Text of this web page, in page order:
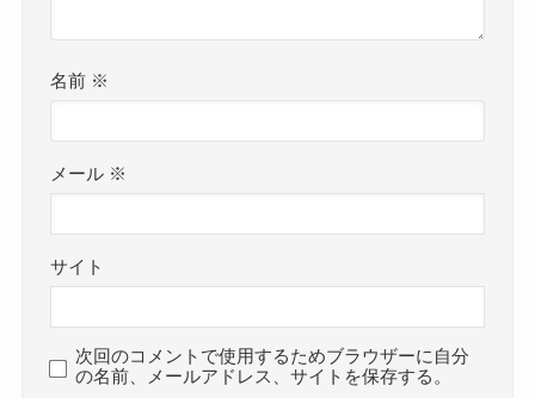
名前 ※
メール ※
サイト
次回のコメントで使用するためブラウザーに自分
の名前、メールアドレス、サイトを保存する。